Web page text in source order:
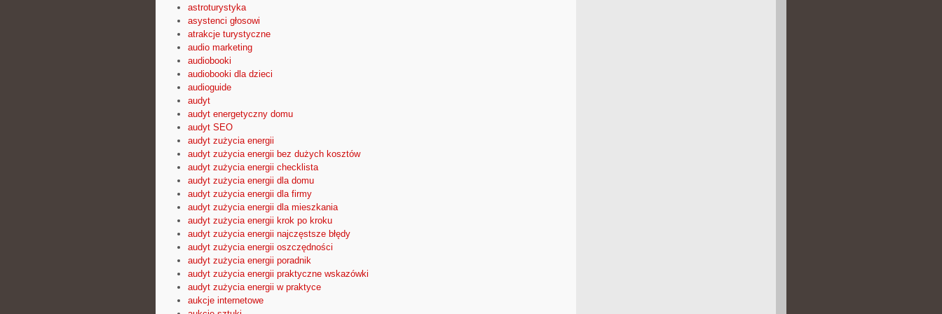
astroturystyka
asystenci głosowi
atrakcje turystyczne
audio marketing
audiobooki
audiobooki dla dzieci
audioguide
audyt
audyt energetyczny domu
audyt SEO
audyt zużycia energii
audyt zużycia energii bez dużych kosztów
audyt zużycia energii checklista
audyt zużycia energii dla domu
audyt zużycia energii dla firmy
audyt zużycia energii dla mieszkania
audyt zużycia energii krok po kroku
audyt zużycia energii najczęstsze błędy
audyt zużycia energii oszczędności
audyt zużycia energii poradnik
audyt zużycia energii praktyczne wskazówki
audyt zużycia energii w praktyce
aukcje internetowe